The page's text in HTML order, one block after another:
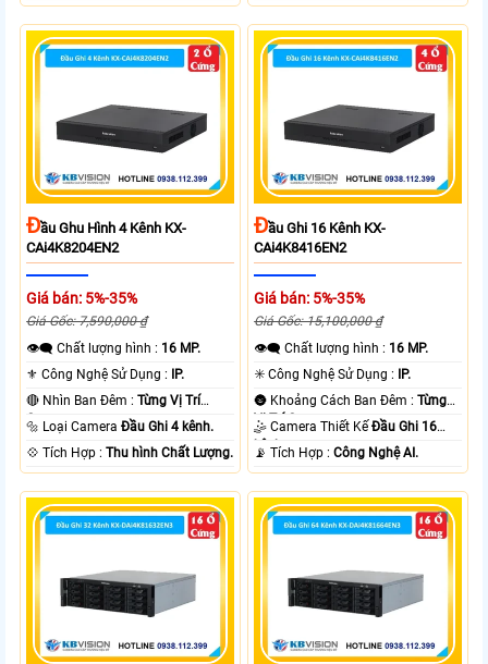
ĐẦu Ghu Hình 4 Kênh KX-
CAi4K8204EN2
Giá bán: 5%-35%
Giá Gốc: 7,590,000 ₫
👁️‍🗨 Chất lượng hình : 16 MP.
⚜️ Công Nghệ Sử Dụng : IP.
🔴 Nhìn Ban Đêm :Từng Vị Trí
Camera .
🔩 Loại CameraĐầu Ghi 4 kênh.
️💠 Tích Hợp :Thu hình Chất Lượng.
ĐẦu Ghi 16 Kênh KX-
CAi4K8416EN2
Giá bán: 5%-35%
Giá Gốc: 15,100,000 ₫
👁️‍🗨 Chất lượng hình : 16 MP.
✳️ Công Nghệ Sử Dụng : IP.
🌚 Khoảng Cách Ban Đêm :Từng
Vị Trí Camera .
🤹 Camera Thiết KếĐầu Ghi 16
kênh.
️📡 Tích Hợp :Công Nghệ AI.